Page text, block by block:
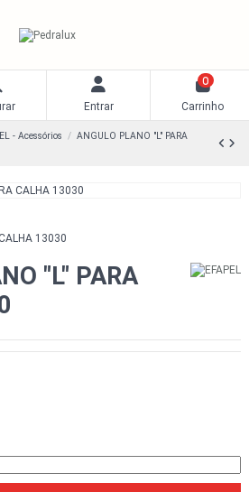
Entrar
0
Carrinho
- Acessórios
ANGULO PLANO "L" PARA
"L" PARA